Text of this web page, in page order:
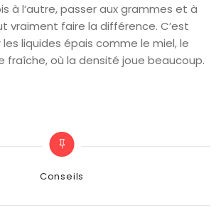
à l’autre, passer aux grammes et à
vraiment faire la différence. C’est
liquides épais comme le miel, le
fraîche, où la densité joue beaucoup.
Categories
Conseils